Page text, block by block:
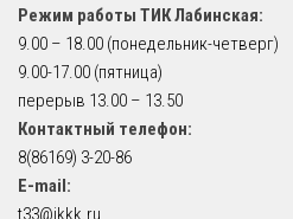
Режим работы ТИК Лабинская:
9.00 – 18.00 (понедельник-четверг)
9.00-17.00 (пятница)
перерыв 13.00 – 13.50
Контактный телефон:
8(86169) 3-20-86
E-mail:
t33@ikkk.ru